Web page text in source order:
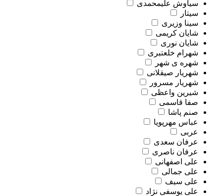
سیاوش علیمحمدی
سیتار
سینا وزیری
شایان کریمی
شایان نوری
شهرام خلعتبری
شهره ی شهر
شهریار صیقلانی
شهریار مسرور
شیرین واعظی
صفا قاسمی
صنم پاشا
عباس مهرپویا
عربی
عرفان سعدی
عرفان ناصری
علی اصفهانی
علی جمالی
علی سیف
علی یوسفی نژاد